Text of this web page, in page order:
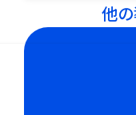
他